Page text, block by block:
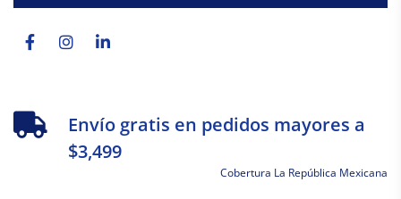
f
Envío gratis en pedidos mayores a
$3,499
Cobertura La República Mexicana